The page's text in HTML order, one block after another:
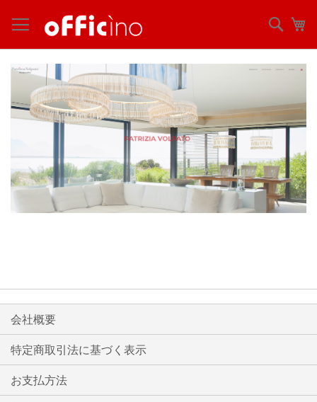
ン
テ
ン
に
キ
ッ
検
索
会社概要
特定商取引法に基づく表示
お支払方法